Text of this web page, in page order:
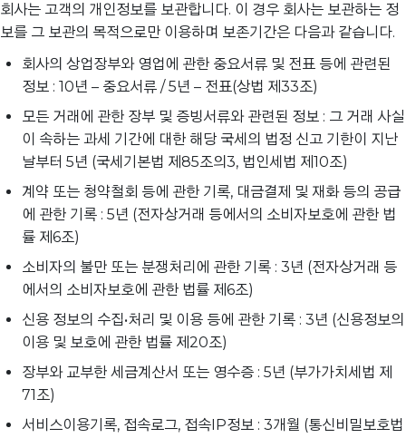
회사는 고객의 개인정보를 보관합니다. 이 경우 회사는 보관하는 정
보를 그 보관의 목적으로만 이용하며 보존기간은 다음과 같습니다.
회사의 상업장부와 영업에 관한 중요서류 및 전표 등에 관련된
정보 : 10년 – 중요서류 / 5년 – 전표(상법 제33조)
모든 거래에 관한 장부 및 증빙서류와 관련된 정보 : 그 거래 사실
이 속하는 과세 기간에 대한 해당 국세의 법정 신고 기한이 지난
날부터 5년 (국세기본법 제85조의3, 법인세법 제10조)
계약 또는 청약철회 등에 관한 기록, 대금결제 및 재화 등의 공급
에 관한 기록 : 5년 (전자상거래 등에서의 소비자보호에 관한 법
률 제6조)
소비자의 불만 또는 분쟁처리에 관한 기록 : 3년 (전자상거래 등
에서의 소비자보호에 관한 법률 제6조)
신용 정보의 수집•처리 및 이용 등에 관한 기록 : 3년 (신용정보의
이용 및 보호에 관한 법률 제20조)
장부와 교부한 세금계산서 또는 영수증 : 5년 (부가가치세법 제
71조)
서비스이용기록, 접속로그, 접속IP정보 : 3개월 (통신비밀보호법